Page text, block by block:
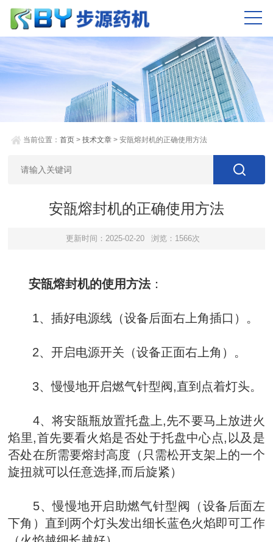
当前位置：首页 >技术文章 > 安瓿熔封机的正确使用方法
安瓿熔封机的正确使用方法
更新时间：2025-02-20 浏览：1566次
安瓿熔封机的使用方法：
1、插好电源线（设备后面右上角插口）。
2、开启电源开关（设备正面右上角）。
3、慢慢地开启燃气针型阀,直到点着灯头。
4、将安瓿瓶放置托盘上,先不要马上放进火
焰里,首先要看火焰是否处于托盘中心点,以及是
否处在所需要熔封高度（只需松开支架上的一个
旋扭就可以任意选择,而后旋紧）
5、慢慢地开启助燃气针型阀（设备后面左
下角）直到两个灯头发出细长蓝色火焰即可工作